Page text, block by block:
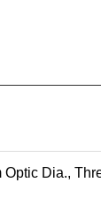
Optic Dia.,